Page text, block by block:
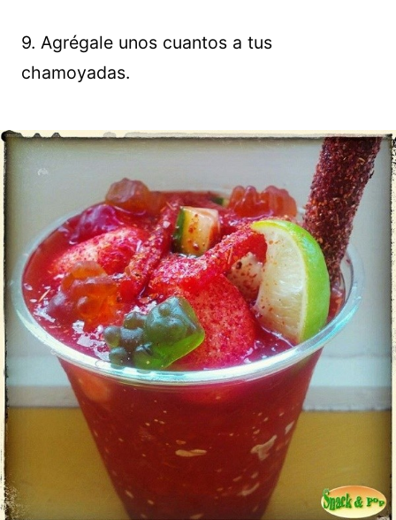
9. Agrégale unos cuantos a tus
chamoyadas.